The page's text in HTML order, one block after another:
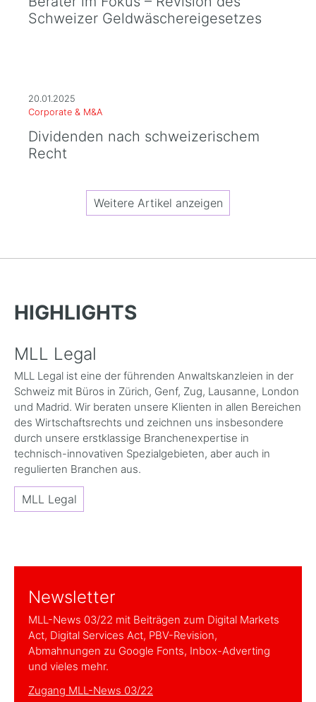
Schweizer Geldwäschereigesetzes
20.01.2025
Corporate & M&A
Dividenden nach schweizerischem
Recht
Weitere Artikel anzeigen
HIGHLIGHTS
MLL Legal
MLL Legal ist eine der führenden Anwaltskanzleien in der
Schweiz mit Büros in Zürich, Genf, Zug, Lausanne, London
und Madrid. Wir beraten unsere Klienten in allen Bereichen
des Wirtschaftsrechts und zeichnen uns insbesondere
durch unsere erstklassige Branchenexpertise in
technisch-innovativen Spezialgebieten, aber auch in
regulierten Branchen aus.
MLL Legal
Newsletter
MLL-News 03/22 mit Beiträgen zum Digital Markets
Act, Digital Services Act, PBV-Revision,
Abmahnungen zu Google Fonts, Inbox-Adverting
und vieles mehr.
Zugang MLL-News 03/22